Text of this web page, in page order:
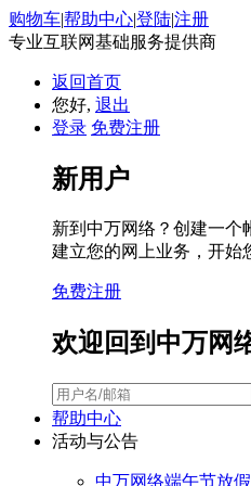
购物车|帮助中心|登陆|注册
专业互联网基础服务提供商
返回首页
您好, 退出
登录 免费注册
新用户
新到中万网络？创建一个
建立您的网上业务，开始
免费注册
欢迎回到中万网
帮助中心
活动与公告
中万网络端午节放